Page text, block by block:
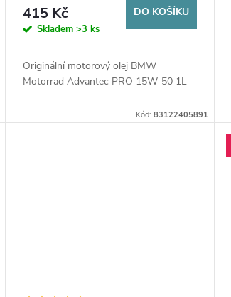
415 Kč
Skladem >3 ks
DO KOŠÍKU
Originální motorový olej BMW
Motorrad Advantec PRO 15W-50 1L
Kód: 83122405891